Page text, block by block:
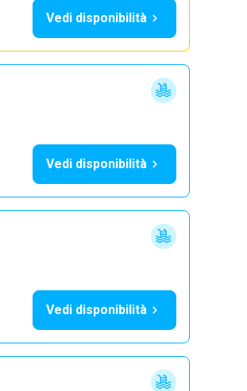
Vedi disponibilità
Vedi disponibilità
Vedi disponibilità